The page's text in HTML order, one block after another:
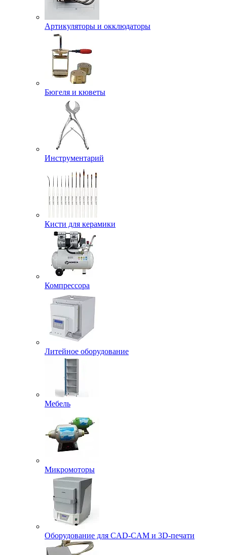
Артикуляторы и окклюдаторы
Бюгеля и кюветы
Инструментарий
Кисти для керамики
Компрессора
Литейное оборудование
Мебель
Микромоторы
Оборудование для CAD-CAM и 3D-печати